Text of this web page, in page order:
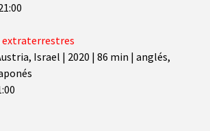
extraterrestres
Israel | 2020 | 86 min | anglés,